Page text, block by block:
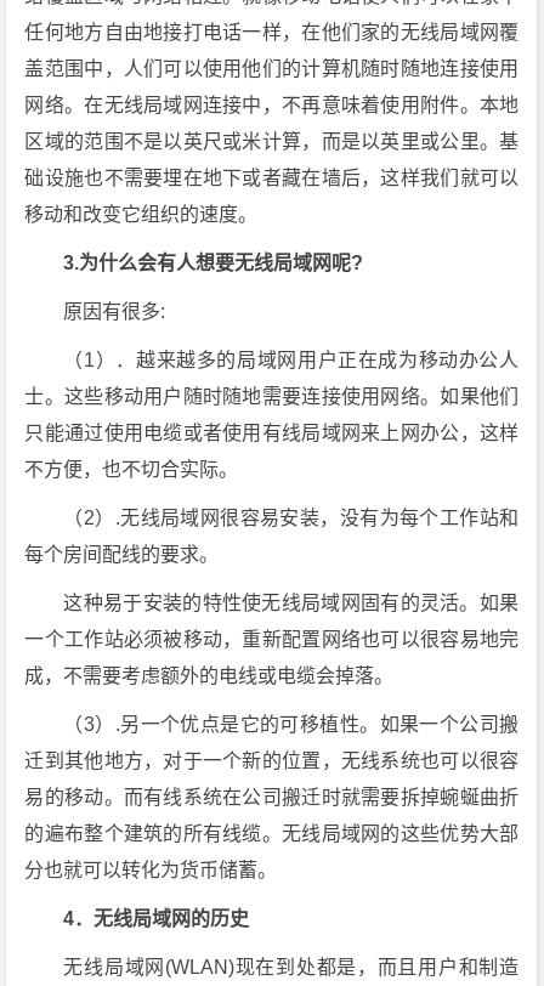
任何地方自由地接打电话一样，在他们家的无线局域网覆
盖范围中，人们可以使用他们的计算机随时随地连接使用
网络。在无线局域网连接中，不再意味着使用附件。本地
区域的范围不是以英尺或米计算，而是以英里或公里。基
础设施也不需要埋在地下或者藏在墙后，这样我们就可以
移动和改变它组织的速度。
3.为什么会有人想要无线局域网呢?
原因有很多:
（1）．越来越多的局域网用户正在成为移动办公人
士。这些移动用户随时随地需要连接使用网络。如果他们
只能通过使用电缆或者使用有线局域网来上网办公，这样
不方便，也不切合实际。
（2）.无线局域网很容易安装，没有为每个工作站和
每个房间配线的要求。
这种易于安装的特性使无线局域网固有的灵活。如果
一个工作站必须被移动，重新配置网络也可以很容易地完
成，不需要考虑额外的电线或电缆会掉落。
（3）.另一个优点是它的可移植性。如果一个公司搬
迁到其他地方，对于一个新的位置，无线系统也可以很容
易的移动。而有线系统在公司搬迁时就需要拆掉蜿蜒曲折
的遍布整个建筑的所有线缆。无线局域网的这些优势大部
分也就可以转化为货币储蓄。
4．无线局域网的历史
无线局域网(WLAN)现在到处都是，而且用户和制造